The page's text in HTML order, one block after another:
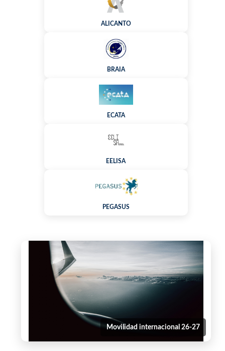
ALICANTO
BRAIA
ECATA
EELISA
PEGASUS
Movilidad internacional 26-27